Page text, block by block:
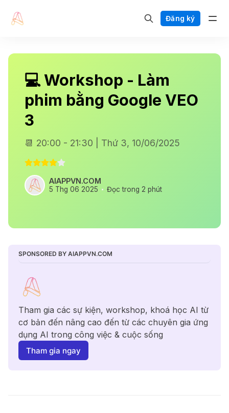
Đăng ký
💻 Workshop - Làm
phim bằng Google VEO
3
📆 20:00 - 21:30 | Thứ 3, 10/06/2025
AIAPPVN.COM
5 Thg 06 2025 Đọc trong 2 phút
SPONSORED BY AIAPPVN.COM
Tham gia các sự kiện, workshop, khoá học AI từ
cơ bản đến nâng cao đến từ các chuyên gia ứng
dụng AI trong công việc & cuộc sống
Tham gia ngay